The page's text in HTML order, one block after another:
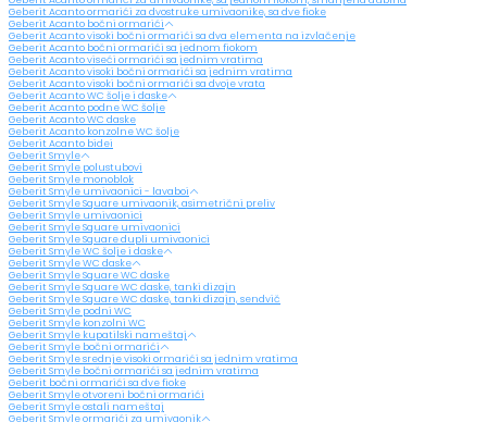
Geberit Acanto ormarići za dvostruke umivaonike, sa dve fioke
Geberit Acanto bočni ormarići
Geberit Acanto visoki bočni ormarići sa dva elementa na izvlačenje
Geberit Acanto bočni ormarići sa jednom fiokom
Geberit Acanto viseći ormarići sa jednim vratima
Geberit Acanto visoki bočni ormarići sa jednim vratima
Geberit Acanto visoki bočni ormarići sa dvoje vrata
Geberit Acanto WC šolje i daske
Geberit Acanto podne WC šolje
Geberit Acanto WC daske
Geberit Acanto konzolne WC šolje
Geberit Acanto bidei
Geberit Smyle
Geberit Smyle polustubovi
Geberit Smyle monoblok
Geberit Smyle umivaonici - lavaboi
Geberit Smyle Square umivaonik, asimetrični preliv
Geberit Smyle umivaonici
Geberit Smyle Square umivaonici
Geberit Smyle Square dupli umivaonici
Geberit Smyle WC šolje i daske
Geberit Smyle WC daske
Geberit Smyle Square WC daske
Geberit Smyle Square WC daske, tanki dizajn
Geberit Smyle Square WC daske, tanki dizajn, sendvič
Geberit Smyle podni WC
Geberit Smyle konzolni WC
Geberit Smyle kupatilski nameštaj
Geberit Smyle bočni ormarići
Geberit Smyle srednje visoki ormarići sa jednim vratima
Geberit Smyle bočni ormarići sa jednim vratima
Geberit bočni ormarići sa dve fioke
Geberit Smyle otvoreni bočni ormarići
Geberit Smyle ostali nameštaj
Geberit Smyle ormarići za umivaonik